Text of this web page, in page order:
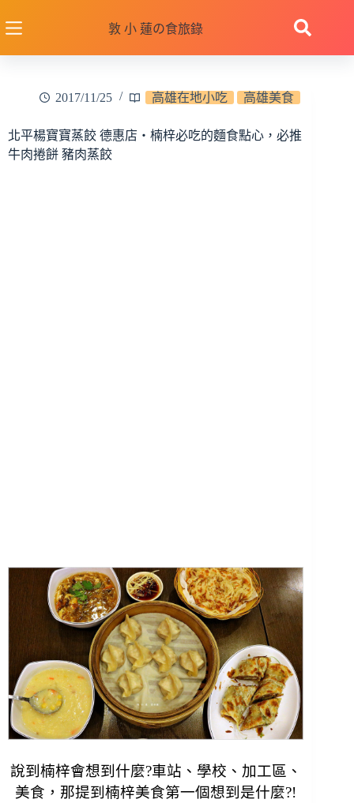
至
敦 小 蓮の食旅錄
2017/11/25 高雄在地小吃 高雄美食
北平楊寶寶蒸餃 德惠店‧楠梓必吃的麵食點心，必推
牛肉捲餅 豬肉蒸餃
說到楠梓會想到什麼?車站、學校、加工區、
美食，那提到楠梓美食第一個想到是什麼?!